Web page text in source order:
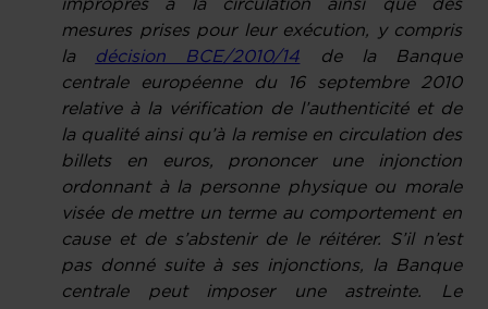
impropres à la circulation ainsi que des
mesures prises pour leur exécution, y compris
la
décision BCE/2010/14 de la Banque
centrale européenne du 16 septembre 2010
relative à la vérification de l’authenticité et de
la qualité ainsi qu’à la remise en circulation des
billets en euros, prononcer une injonction
ordonnant à la personne physique ou morale
visée de mettre un terme au comportement en
cause et de s’abstenir de le réitérer. S’il n’est
pas donné suite à ses injonctions, la Banque
centrale peut imposer une astreinte. Le